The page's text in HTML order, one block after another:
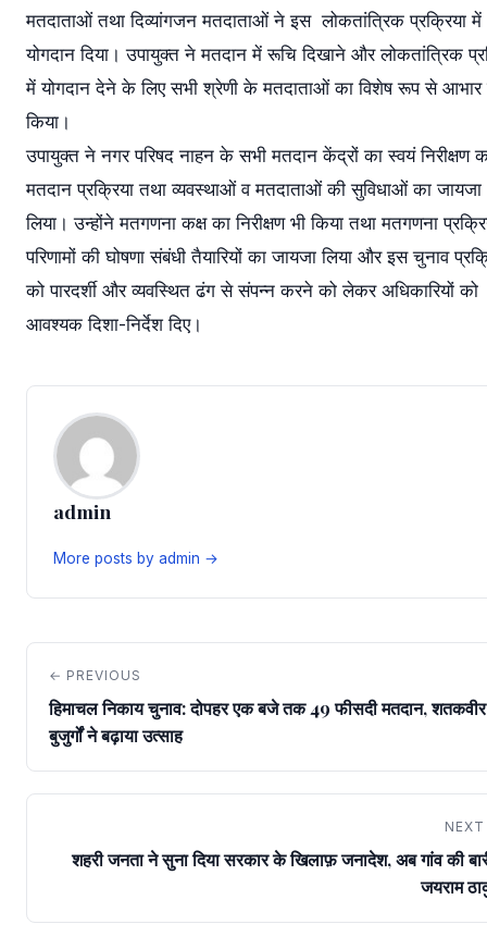
मतदाताओं तथा दिव्यांगजन मतदाताओं ने इस लोकतांत्रिक प्रक्रिया में
योगदान दिया। उपायुक्त ने मतदान में रूचि दिखाने और लोकतांत्रिक
में योगदान देने के लिए सभी श्रेणी के मतदाताओं का विशेष रूप से आभार
किया।
उपायुक्त ने नगर परिषद नाहन के सभी मतदान केंद्रों का स्वयं निरीक्षण
मतदान प्रक्रिया तथा व्यवस्थाओं व मतदाताओं की सुविधाओं का जायजा
लिया। उन्होंने मतगणना कक्ष का निरीक्षण भी किया तथा मतगणना
परिणामों की घोषणा संबंधी तैयारियों का जायजा लिया और इस चुनाव
को पारदर्शी और व्यवस्थित ढंग से संपन्न करने को लेकर अधिकारियों को
आवश्यक दिशा-निर्देश दिए।
admin
More posts by admin →
← PREVIOUS
हिमाचल निकाय चुनाव: दोपहर एक बजे तक 49 फीसदी मतदान, शतकवीर
बुजुर्गों ने बढ़ाया उत्साह
शहरी जनता ने सुना दिया सरकार के खिलाफ़ जनादेश, अब गांव की
जयराम